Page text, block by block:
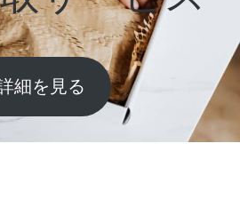
細を見る